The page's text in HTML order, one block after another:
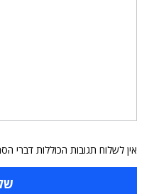
אין לשלוח תגובות הכוללות דברי